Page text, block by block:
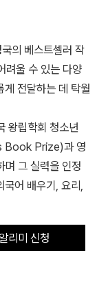
의 베스트셀러 작
려울 수 있는 다양
게 전달하는 데 탁월
립학회 청소년
Book Prize)과 영
그 실력을 인정
국어 배우기, 요리,
리미 신청